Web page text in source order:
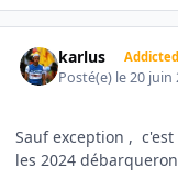
karlus Addicted
Posté(e) le 20 juin
Sauf exception ,
les 2024